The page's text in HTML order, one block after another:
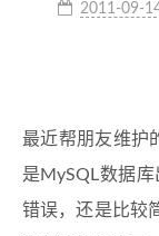
2011-09-
最近帮朋友维护
是MySQL数据
错误，还是比较